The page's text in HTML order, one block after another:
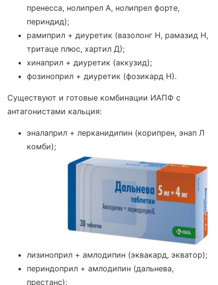
пренесса, нолипрел А, нолипрел форте,
периндид);
рамиприл + диуретик (вазолонг Н, рамазид Н,
тритаце плюс, хартил Д);
хинаприл + диуретик (аккузид);
фозиноприл + диуретик (фозикард Н).
Существуют и готовые комбинации ИАПФ с
антагонистами кальция:
эналаприл + лерканидипин (корипрен, энап Л
комби);
лизиноприл + амлодипин (эквакард, экватор);
периндоприл + амлодипин (дальнева,
престанс);